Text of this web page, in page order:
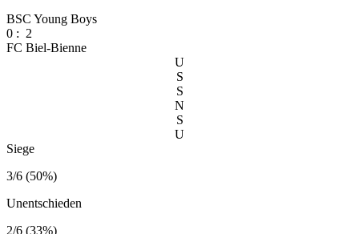
BSC Young Boys
0 : 2
FC Biel-Bienne
U
S
S
N
S
U
Siege
3/6 (50%)
Unentschieden
2/6 (33%)